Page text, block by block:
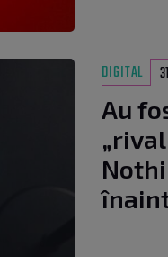
DIGITAL
Au